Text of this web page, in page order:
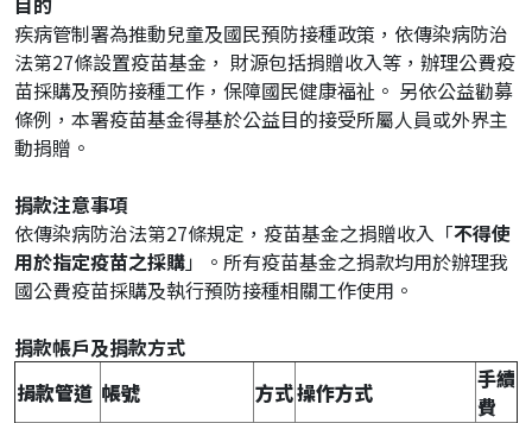
網
址
疾病管制署為推動兒童及國民預防接種政策，依傳染病防治
法第27條設置疫苗基金， 財源包括捐贈收入等，辦理公費疫
苗採購及預防接種工作，保障國民健康福祉。 另依公益勸募
條例，本署疫苗基金得基於公益目的接受所屬人員或外界主
動捐贈。
捐款注意事項
依傳染病防治法第27條規定，疫苗基金之捐贈收入「不得使
用於指定疫苗之採購」。所有疫苗基金之捐款均用於辦理我
國公費疫苗採購及執行預防接種相關工作使用。
捐款帳戶及捐款方式
捐款管道 帳號 方式操作方式
手續
費